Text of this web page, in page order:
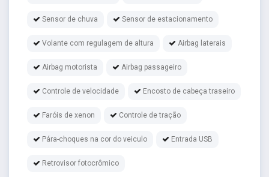
Sensor de chuva Sensor de estacionamento
Volante com regulagem de altura Airbag laterais
Airbag motorista Airbag passageiro
Controle de velocidade Encosto de cabeça traseiro
Faróis de xenon Controle de tração
Pára-choques na cor do veiculo Entrada USB
Retrovisor fotocrômico